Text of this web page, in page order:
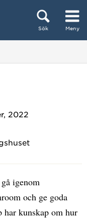
Sök Meny
2022
igenom
och ge goda
har kunskap om hur